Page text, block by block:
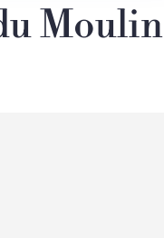
Moulin